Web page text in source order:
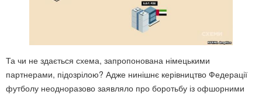
Та чи не здається схема, запропонована німецькими
партнерами, підозрілою? Адже нинішнє керівництво Федерації
футболу неодноразово заявляло про боротьбу із офшорними